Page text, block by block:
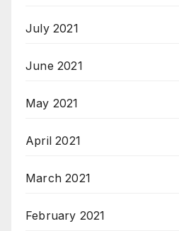
July 2021
June 2021
May 2021
April 2021
March 2021
February 2021